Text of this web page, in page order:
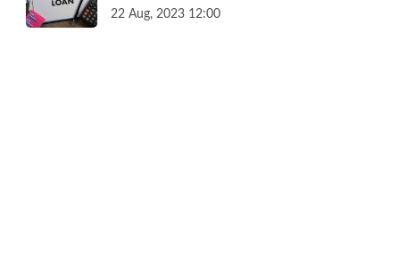
रिजेक्ट, जाणून घ्या सविस्तर
22 Aug, 2023 12:00